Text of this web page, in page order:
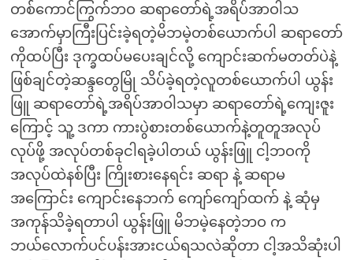
တစ်ကောင်ကြွက်ဘဝ ဆရာတော်ရဲ့အရိပ်အာဝါသ
အောက်မှာကြီးပြင်းခဲ့ရတဲ့မိဘမဲ့တစ်ယောက်ပါ ဆရာတော်
ကိုထပ်ပြီး ဒုက္ခထပ်မပေးချင်လို့ ကျောင်းဆက်မတတ်ပဲနဲ့
ဖြစ်ချင်တဲ့ဆန္ဒတွေမြို သိပ်ခဲ့ရတဲ့လူတစ်ယောက်ပါ ယွန်း
ဖြူ ဆရာတော်ရဲ့အရိပ်အာဝါသမှာ ဆရာတော်ရဲ့ကျေးဇူး
ကြောင့် သူ့ ဒကာ ကားပွဲစားတစ်ယောက်နဲ့တူတူအလုပ်
လုပ်ဖို့ အလုပ်တစ်ခုငါရခဲ့ပါတယ် ယွန်းဖြူ ငါ့ဘဝကို
အလုပ်ထဲနစ်ပြီး ကြိုးစားနေရင်း ဆရာ နဲ့ ဆရာမ
အကြောင်း ကျောင်းနေဘက် ကျော်ကျော်ထက် နဲ့ ဆုံမှ
အကုန်သိခဲ့ရတာပါ ယွန်းဖြူ မိဘမဲ့နေတဲ့ဘဝ က
ဘယ်လောက်ပင်ပန်းအားငယ်ရသလဲဆိုတာ ငါ့အသိဆုံးပါ